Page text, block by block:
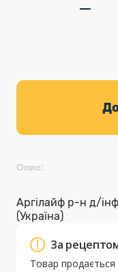
Опис:
Аргілайф р-н д/
(Україна)
За
Товар продається